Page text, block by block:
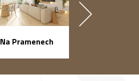
Na Pramenech